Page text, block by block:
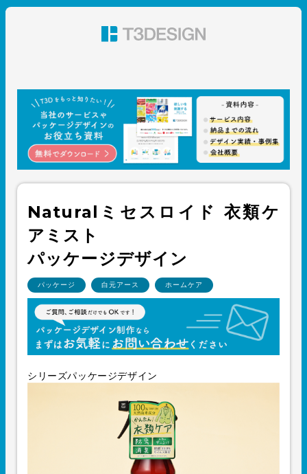
ン 株式会社T3デザイン
Naturalミセスロイド 衣類ケ
アミスト
パッケージデザイン
パッケージ 白元アース ホームケア
シリーズパッケージデザイン